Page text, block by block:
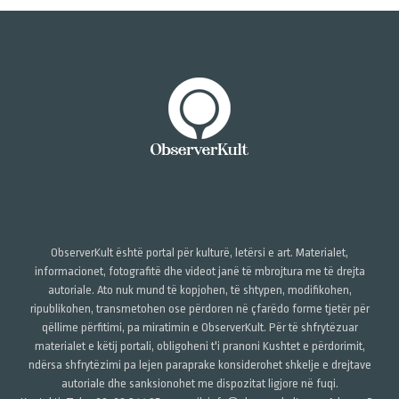
ObserverKult është portal për kulturë, letërsi e art. Materialet,
informacionet, fotografitë dhe videot janë të mbrojtura me të drejta
autoriale. Ato nuk mund të kopjohen, të shtypen, modifikohen,
ripublikohen, transmetohen ose përdoren në çfarëdo forme tjetër për
qëllime përfitimi, pa miratimin e ObserverKult. Për të shfrytëzuar
materialet e këtij portali, obligoheni t'i pranoni Kushtet e përdorimit,
ndërsa shfrytëzimi pa lejen paraprake konsiderohet shkelje e drejtave
autoriale dhe sanksionohet me dispozitat ligjore në fuqi.